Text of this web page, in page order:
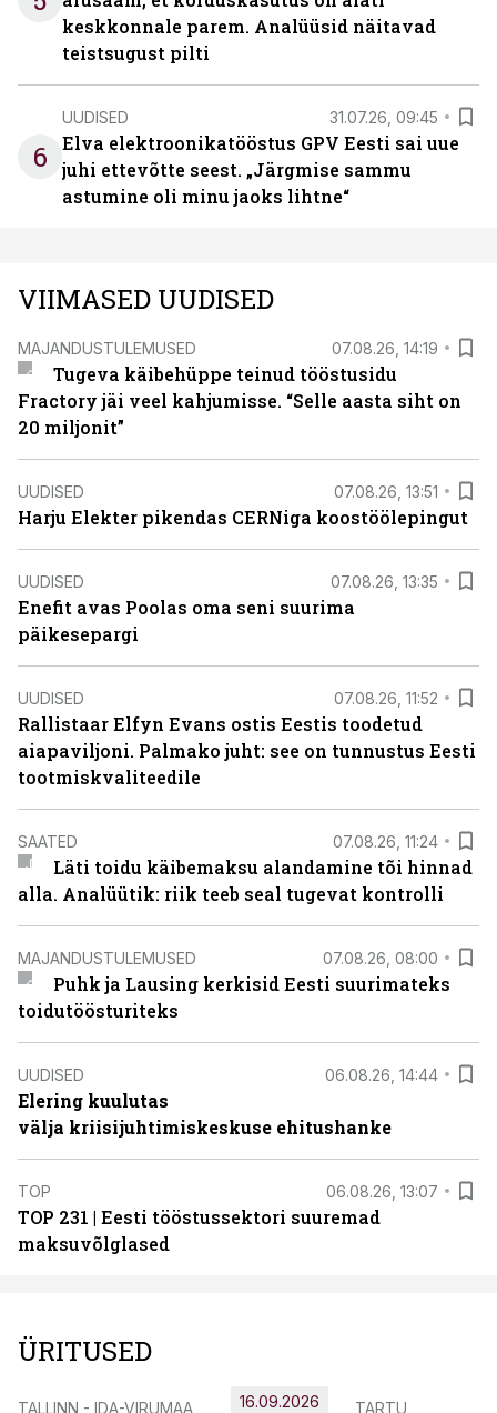
keskkonnale parem. Analüüsid näitavad
teistsugust pilti
6
UUDISED 31.07.26, 09:45
Elva elektroonikatööstus GPV Eesti sai uue
juhi ettevõtte seest. „Järgmise sammu
astumine oli minu jaoks lihtne“
VIIMASED UUDISED
MAJANDUSTULEMUSED 07.08.26, 14:19
Tugeva käibehüppe teinud tööstusidu
Fractory jäi veel kahjumisse. “Selle aasta siht on
20 miljonit”
UUDISED 07.08.26, 13:51
Harju Elekter pikendas CERNiga koostöölepingut
UUDISED 07.08.26, 13:35
Enefit avas Poolas oma seni suurima
päikesepargi
UUDISED 07.08.26, 11:52
Rallistaar Elfyn Evans ostis Eestis toodetud
aiapaviljoni. Palmako juht: see on tunnustus Eesti
tootmiskvaliteedile
SAATED 07.08.26, 11:24
Läti toidu käibemaksu alandamine tõi hinnad
alla. Analüütik: riik teeb seal tugevat kontrolli
MAJANDUSTULEMUSED 07.08.26, 08:00
Puhk ja Lausing kerkisid Eesti suurimateks
toidutöösturiteks
UUDISED 06.08.26, 14:44
Elering kuulutas
välja kriisijuhtimiskeskuse ehitushanke
TOP 06.08.26, 13:07
TOP 231 | Eesti tööstussektori suuremad
maksuvõlglased
ÜRITUSED
TALLINN - IDA-VIRUMAA 16.09.2026 TARTU